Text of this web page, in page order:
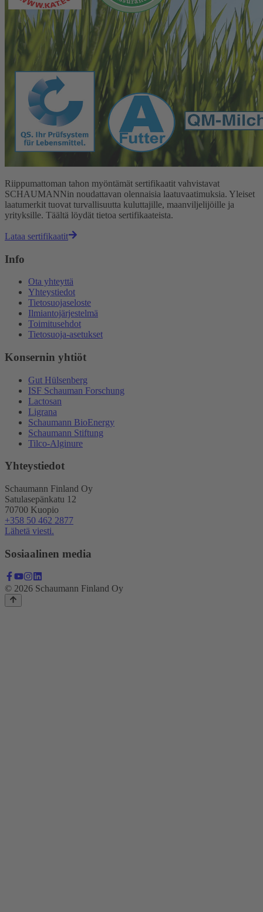
Riippumattoman tahon myöntämät sertifikaatit vahvistavat
SCHAUMANNin noudattavan olennaisia laatuvaatimuksia. Yleiset
laatumerkit tuovat turvallisuutta kuluttajille, maanviljelijöille ja
yrityksille. Täältä löydät tietoa sertifikaateista.
Lataa sertifikaatit
Info
Ota yhteyttä
Yhteystiedot
Tietosuojaseloste
Ilmiantojärjestelmä
Toimitusehdot
Tietosuoja-asetukset
Konsernin yhtiöt
Gut Hülsenberg
ISF Schauman Forschung
Lactosan
Ligrana
Schaumann BioEnergy
Schaumann Stiftung
Tilco-Alginure
Yhteystiedot
Schaumann Finland Oy
Satulasepänkatu 12
70700 Kuopio
+358 50 462 2877
Lähetä viesti.
Sosiaalinen media
© 2026 Schaumann Finland Oy